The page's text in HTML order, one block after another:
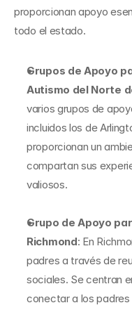
proporcionan apoyo
todo el estado.
Grupos de Apoyo
Autismo del Norte
varios grupos de
incluidos los de
proporcionan un
compartan sus
valiosos.
Grupo de Apoyo
Richmond: En
padres a través de
sociales. Se centran
conectar a los